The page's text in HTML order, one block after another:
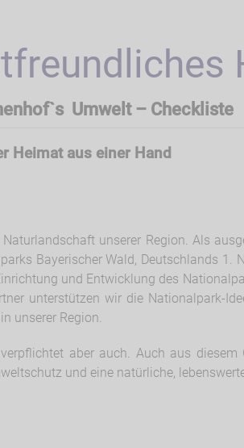
Umwelt – Checkliste
Heimat aus einer Hand
unserer Region. Als
Bayerischer Wald, Deutschlands 1.
und Entwicklung des
unterstützen wir die Nationalpark-
unserer Region.
aber auch. Auch aus diesem
und eine natürliche,